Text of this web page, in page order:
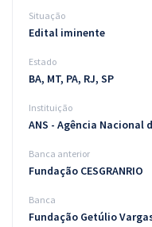
Conteúdo gratuito
Blog
Situação
Edital iminente
Estado
BA, MT, PA, RJ, SP
Instituição
ANS - Agência Nacional
Banca anterior
Fundação CESGRANRIO
Banca
Fundação Getúlio